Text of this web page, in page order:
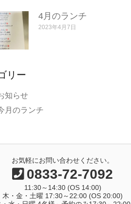
4月のランチ
2023年4月7日
リー
知らせ
月のランチ
お気軽にお問い合わせください。
0833-72-7092
11:30～14:30 (OS 14:00)
木・金・土曜 17:30～22:00 (OS 20:00)